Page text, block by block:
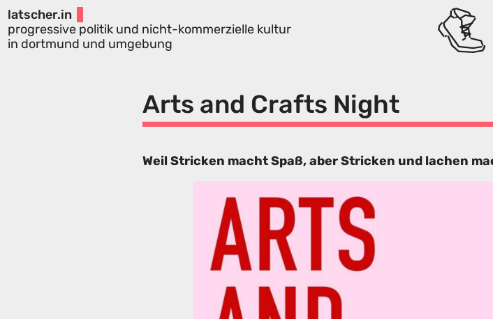
latscher.in
progressive politik und nicht-kommerzielle kultur
in dortmund und umgebung
Arts and Crafts Night
Weil Stricken macht Spaß, aber Stricken und lachen